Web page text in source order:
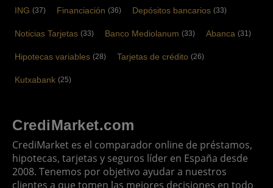
ING (37) Financiación (36) Depósitos bancarios (33)
Noticias Tarjetas (33) Banco Mediolanum (33) Abanca (31)
Hipotecas variables (28) Tarjetas de crédito (26)
Kutxabank (25)
CrediMarket.com
CrediMarket es el comparador online de préstamos,
hipotecas, tarjetas y seguros líder en España desde
2008. Tenemos por objetivo ayudar a nuestros
clientes a que tomen las mejores decisiones en todo